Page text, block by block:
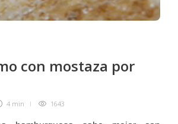
con mostaza por
4 min 1643